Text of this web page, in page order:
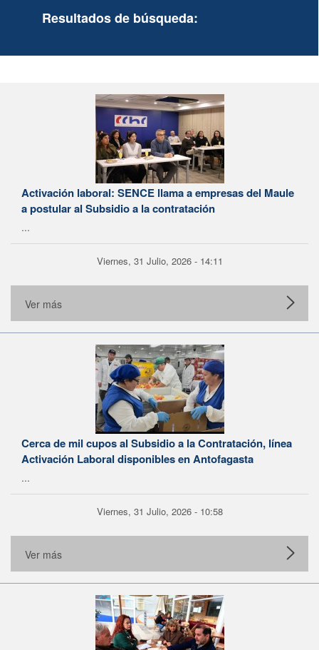
Resultados de búsqueda:
Activación laboral: SENCE llama a empresas del Maule
a postular al Subsidio a la contratación
...
Viernes, 31 Julio, 2026 - 14:11
Ver más
Cerca de mil cupos al Subsidio a la Contratación, línea
Activación Laboral disponibles en Antofagasta
...
Viernes, 31 Julio, 2026 - 10:58
Ver más